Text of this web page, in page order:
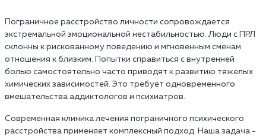
Пограничное расстройство личности сопровождается
экстремальной эмоциональной нестабильностью. Люди с ПРЛ
склонны к рискованному поведению и мгновенным сменам
отношения к близким. Попытки справиться с внутренней
болью самостоятельно часто приводят к развитию тяжелых
химических зависимостей. Это требует одновременного
вмешательства аддиктологов и психиатров.
Современная клиника лечения пограничного психического
расстройства применяет комплексный подход. Наша задача -